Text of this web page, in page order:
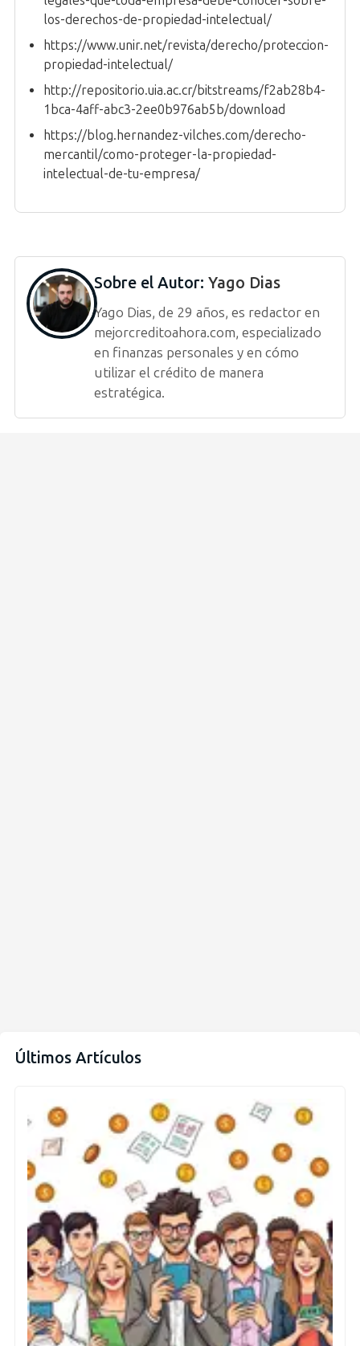
los-derechos-de-propiedad-intelectual/
https://www.unir.net/revista/derecho/proteccion-
propiedad-intelectual/
http://repositorio.uia.ac.cr/bitstreams/f2ab28b4-
1bca-4aff-abc3-2ee0b976ab5b/download
https://blog.hernandez-vilches.com/derecho-
mercantil/como-proteger-la-propiedad-
intelectual-de-tu-empresa/
Sobre el Autor: Yago Dias
Yago Dias, de 29 años, es redactor en
mejorcreditoahora.com, especializado
en finanzas personales y en cómo
utilizar el crédito de manera
estratégica.
Últimos Artículos